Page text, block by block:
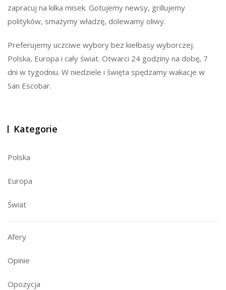
zapracuj na kilka misek. Gotujemy newsy, grillujemy
polityków, smażymy władzę, dolewamy oliwy.
Preferujemy uczciwe wybory bez kiełbasy wyborczej.
Polska, Europa i cały świat. Otwarci 24 godziny na dobę, 7
dni w tygodniu. W niedziele i święta spędzamy wakacje w
San Escobar.
Kategorie
Polska
Europa
Świat
Afery
Opinie
Opozycja